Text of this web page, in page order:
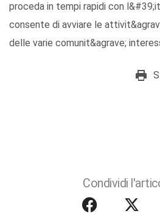
proceda in tempi rapidi con
consente di avviare le
delle varie comunit&agrave;
Condividi